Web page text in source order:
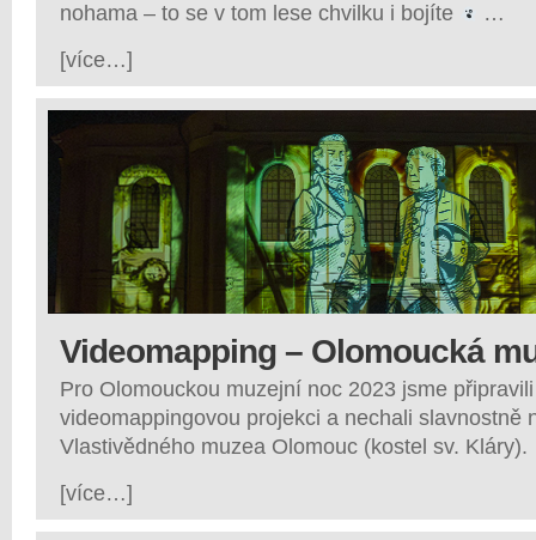
nohama – to se v tom lese chvilku i bojíte
…
[více…]
Videomapping – Olomoucká
Pro Olomouckou muzejní noc 2023 jsme připravili
videomappingovou projekci a nechali slavnostně
Vlastivědného muzea Olomouc (kostel sv. Kláry).
[více…]